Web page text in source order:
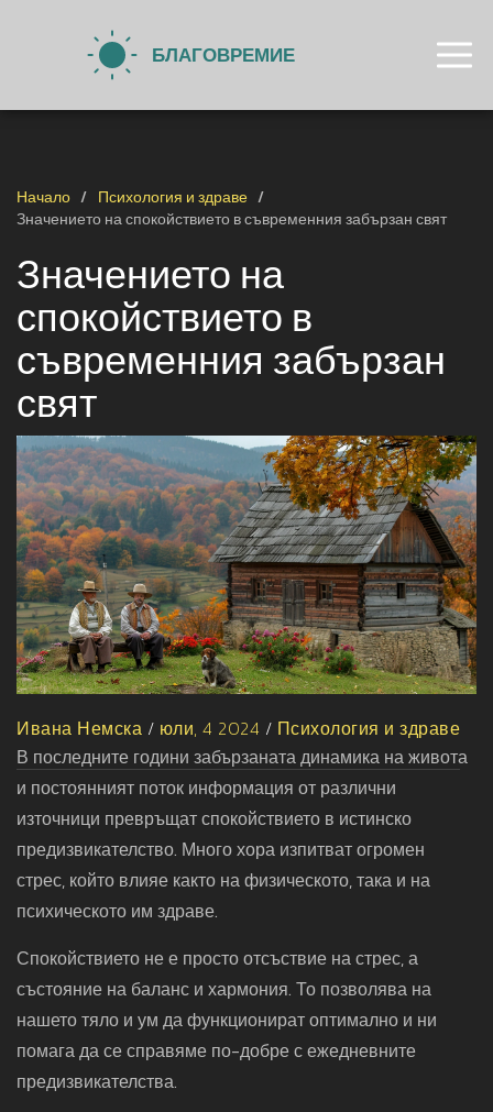
Начало
Психология и здраве
Значението на спокойствието в съвременния забързан свят
Значението на
спокойствието в
съвременния забързан
свят
Ивана Немска / юли, 4 2024 / Психология и здраве
В последните години забързаната динамика на живота
и постоянният поток информация от различни
източници превръщат спокойствието в истинско
предизвикателство. Много хора изпитват огромен
стрес, който влияе както на физическото, така и на
психическото им здраве.
Спокойствието не е просто отсъствие на стрес, а
състояние на баланс и хармония. То позволява на
нашето тяло и ум да функционират оптимално и ни
помага да се справяме по-добре с ежедневните
предизвикателства.